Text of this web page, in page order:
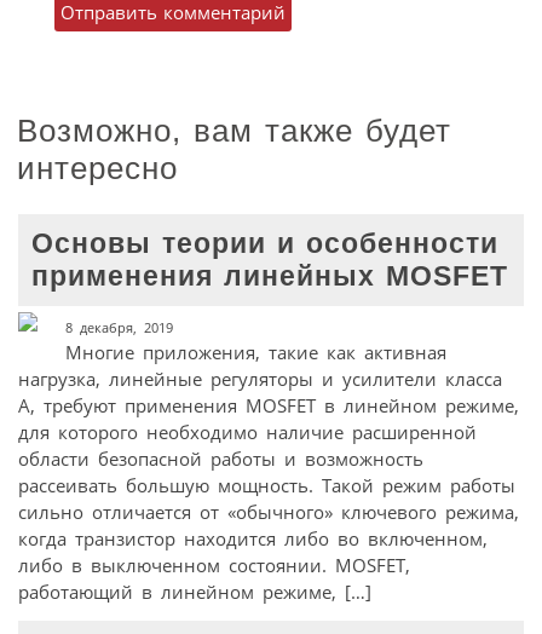
Возможно, вам также будет
интересно
Основы теории и особенности
применения линейных MOSFET
8 декабря, 2019
Многие приложения, такие как активная
нагрузка, линейные регуляторы и усилители класса
А, требуют применения MOSFET в линейном режиме,
для которого необходимо наличие расширенной
области безопасной работы и возможность
рассеивать большую мощность. Такой режим работы
сильно отличается от «обычного» ключевого режима,
когда транзистор находится либо во включенном,
либо в выключенном состоянии. MOSFET,
работающий в линейном режиме, […]